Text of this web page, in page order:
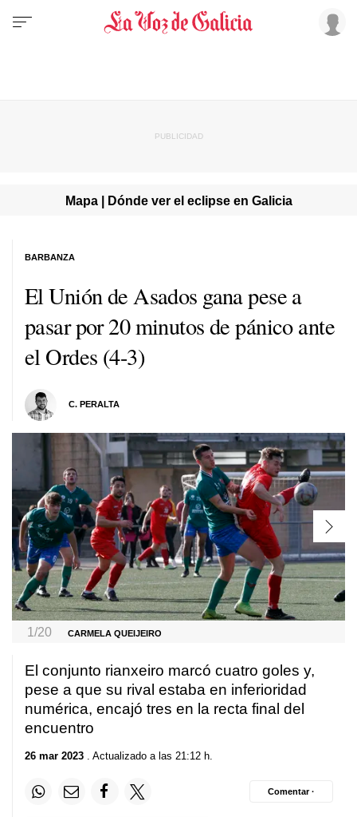
Mapa | Dónde ver el eclipse en Galicia
El Unión de Asados gana pese a
pasar por 20 minutos de pánico ante
el Ordes (4-3)
C. PERALTA
BARBANZA
1/20 CARMELA QUEIJEIRO
El conjunto rianxeiro marcó cuatro goles y,
pese a que su rival estaba en inferioridad
numérica, encajó tres en la recta final del
encuentro
26 mar 2023 . Actualizado a las 21:12 h.
Comentar ·